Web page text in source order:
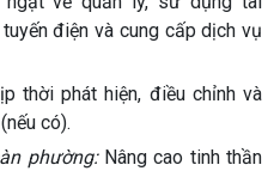
điện và cung cấp dịch vụ
thời phát hiện, điều chỉnh và
có).
phường: Nâng cao tinh thần